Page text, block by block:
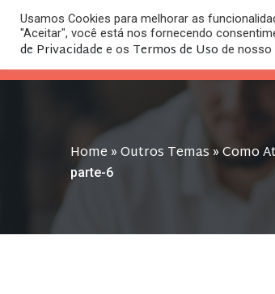
Home » Outros Temas »Como
parte-6
Usamos Cookies para melhorar as
"Aceitar", você está nos fornecendo
de Privacidade e os Termos de Uso de nosso